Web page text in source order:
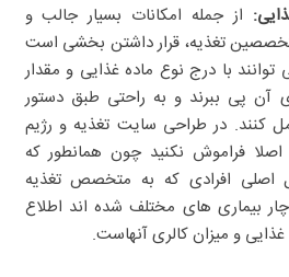
از جمله امکانات بسیار جالب و
تغذیه، قرار داشتن بخشی است
توانند با درج نوع ماده غذایی و مقدار
آن پی ببرند و به راحتی طبق دستور
کنند. در طراحی سایت تغذیه و رژیم
اصلا فراموش نکنید چون همانطور که
اصلی افرادی که به متخصص تغذیه
بیماری های مختلف شده اند اطلاع
و میزان کالری آنهاست.